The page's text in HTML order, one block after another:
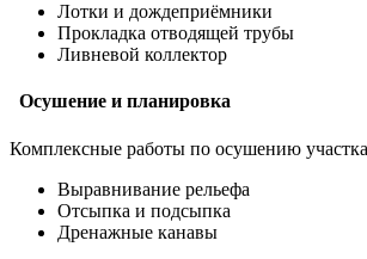
Лотки и дождеприёмники
Прокладка отводящей трубы
Ливневой коллектор
Осушение и планировка
Комплексные работы по осушению
Выравнивание рельефа
Отсыпка и подсыпка
Дренажные канавы